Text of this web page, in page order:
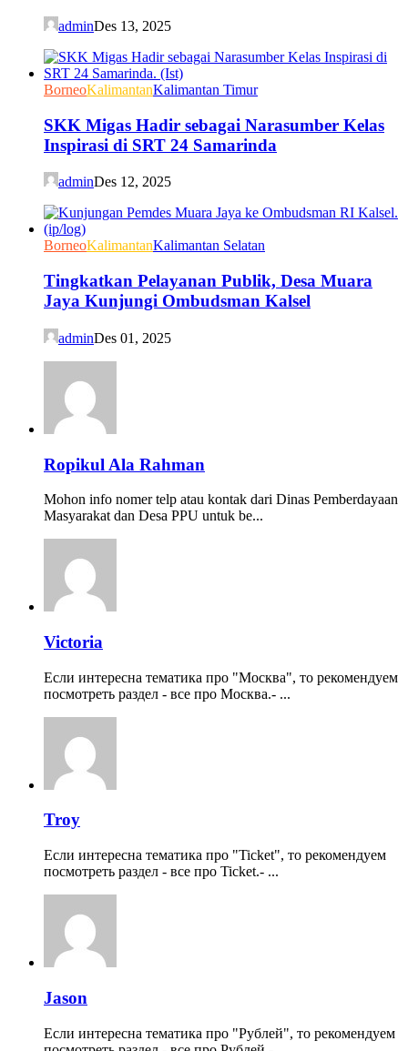
adminDes 13, 2025
BorneoKalimantanKalimantan Timur
SKK Migas Hadir sebagai Narasumber Kelas
Inspirasi di SRT 24 Samarinda
adminDes 12, 2025
BorneoKalimantanKalimantan Selatan
Tingkatkan Pelayanan Publik, Desa Muara
Jaya Kunjungi Ombudsman Kalsel
adminDes 01, 2025
Ropikul Ala Rahman
Mohon info nomer telp atau kontak dari Dinas Pemberdayaan
Masyarakat dan Desa PPU untuk be...
Victoria
Если интересна тематика про "Москва", то рекомендуем
посмотреть раздел - все про Москва.- ...
Troy
Если интересна тематика про "Ticket", то рекомендуем
посмотреть раздел - все про Ticket.- ...
Jason
Если интересна тематика про "Рублей", то рекомендуем